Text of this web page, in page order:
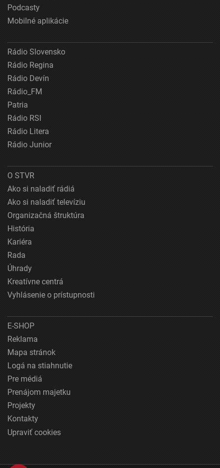
Podcasty
Mobilné aplikácie
Rádio Slovensko
Rádio Regina
Rádio Devín
Rádio_FM
Patria
Rádio RSI
Rádio Litera
Rádio Junior
O STVR
Ako si naladiť rádiá
Ako si naladiť televíziu
Organizačná štruktúra
História
Kariéra
Rada
Úhrady
Kreatívne centrá
Vyhlásenie o prístupnosti
E-SHOP
Reklama
Mapa stránok
Logá na stiahnutie
Pre médiá
Prenájom majetku
Projekty
Kontakty
Upraviť cookies